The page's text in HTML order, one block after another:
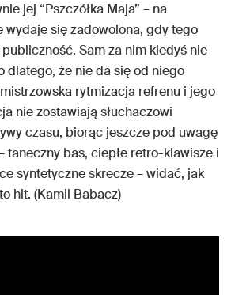
jej “Pszczółka Maja” – na
wydaje się zadowolona, gdy tego
Sam za nim kiedyś nie
dlatego, że nie da się od niego
rytmizacja refrenu i jego
nie zostawiają słuchaczowi
czasu, biorąc jeszcze pod uwagę
taneczny bas, ciepłe retro-klawisze i
syntetyczne skrecze – widać, jak
hit. (Kamil Babacz)